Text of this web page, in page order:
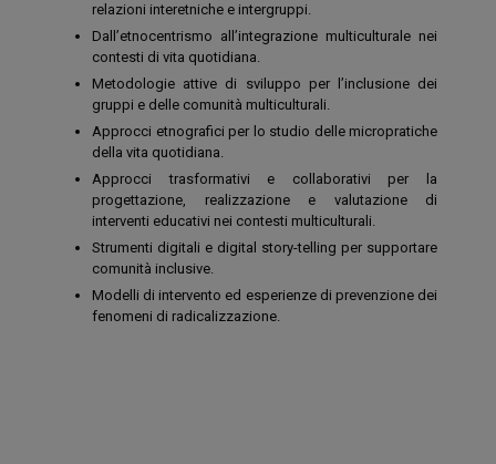
relazioni interetniche e intergruppi.
Dall’etnocentrismo all’integrazione multiculturale nei
contesti di vita quotidiana.
Metodologie attive di sviluppo per l’inclusione dei
gruppi e delle comunità multiculturali.
Approcci etnografici per lo studio delle micropratiche
della vita quotidiana.
Approcci trasformativi e collaborativi per la
progettazione, realizzazione e valutazione di
interventi educativi nei contesti multiculturali.
Strumenti digitali e digital story-telling per supportare
comunità inclusive.
Modelli di intervento ed esperienze di prevenzione dei
fenomeni di radicalizzazione.